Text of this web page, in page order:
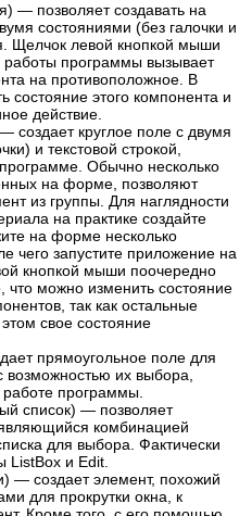
— позволяет создавать на
состояниями (без галочки и
Щелчок левой кнопкой мыши
работы программы вызывает
на противоположное. В
состояние этого компонента и
действие.
создает круглое поле с двумя
и текстовой строкой,
Обычно несколько
на форме, позволяют
из группы. Для наглядности
на практике создайте
на форме несколько
чего запустите приложение на
кнопкой мыши поочередно
что можно изменить состояние
так как остальные
свое состояние
прямоугольное поле для
возможностью их выбора,
программы.
список) — позволяет
комбинацией
для выбора. Фактически
ListBox и Edit.
— создает элемент, похожий
для прокрутки окна, к